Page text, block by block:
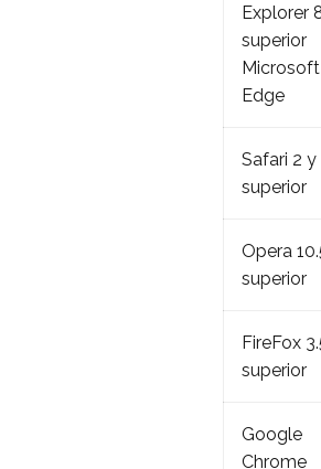
Explorer
superior
Microsoft
Edge
Safari 2 y
superior
Opera
superior
FireFox
superior
Google
Chrome